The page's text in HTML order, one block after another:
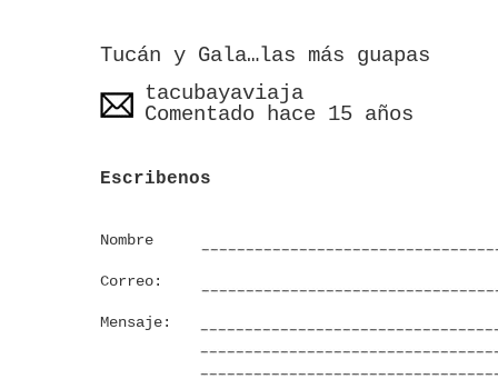
Tucán y Gala…las más guapas
tacubayaviaja
Comentado hace 15 años
Escribenos
Nombre
Correo:
Mensaje: